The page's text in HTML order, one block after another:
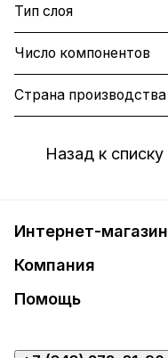
Тип слоя
Число компонентов
Страна производства
Назад к списку
Интернет-магазин
Компания
Помощь